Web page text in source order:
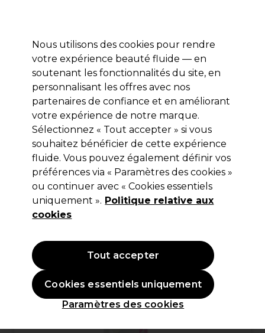
Se connecter
Marques Bons plans Coiffure Electro et Matériel
Livraison et délais
lire la suite
Wella Professionals
Wella Professionals Color Fresh
Create Coloration Temporaire 60ml
(0)
11,50 €Hors TVA
Nous utilisons des cookies pour rendre
votre expérience beauté fluide — en
soutenant les fonctionnalités du site, en
personnalisant les offres avec nos
partenaires de confiance et en améliorant
votre expérience de notre marque.
Sélectionnez « Tout accepter » si vous
souhaitez bénéficier de cette expérience
fluide. Vous pouvez également définir vos
préférences via « Paramètres des cookies »
ou continuer avec « Cookies essentiels
uniquement ». Politique relative aux
cookies
Paramètres des cookies
Cookies essentiels uniquement
Tout accepter